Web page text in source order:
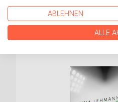
ABLEHNEN
ALLE